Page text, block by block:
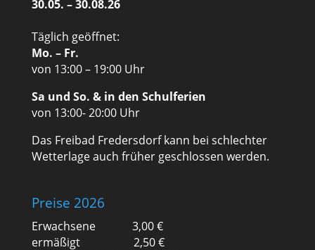
30.05. – 30.08.26
Täglich geöffnet:
Mo. – Fr.
von 13:00 – 19:00 Uhr
Sa und So. & in den Schulferien
von 13:00- 20:00 Uhr
Das Freibad Fredersdorf kann bei schlechter
Wetterlage auch früher geschlossen werden.
Preise 2026
Erwachsene 3,00 €
ermäßigt 2,50 €